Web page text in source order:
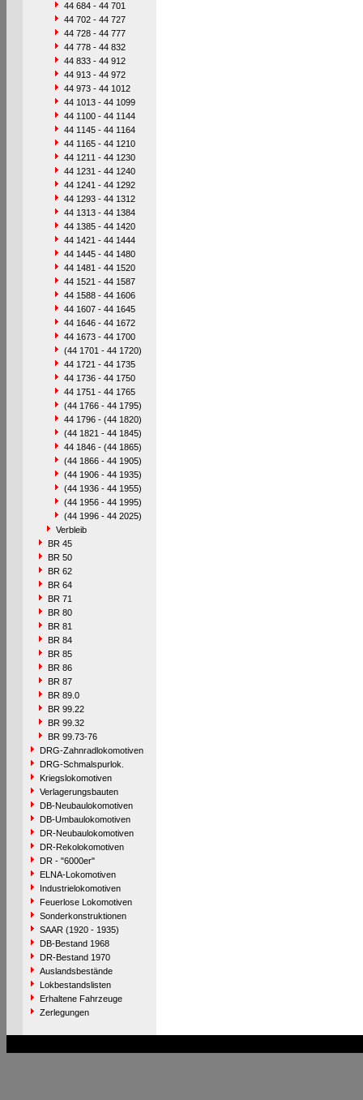
44 684 - 44 701
44 702 - 44 727
44 728 - 44 777
44 778 - 44 832
44 833 - 44 912
44 913 - 44 972
44 973 - 44 1012
44 1013 - 44 1099
44 1100 - 44 1144
44 1145 - 44 1164
44 1165 - 44 1210
44 1211 - 44 1230
44 1231 - 44 1240
44 1241 - 44 1292
44 1293 - 44 1312
44 1313 - 44 1384
44 1385 - 44 1420
44 1421 - 44 1444
44 1445 - 44 1480
44 1481 - 44 1520
44 1521 - 44 1587
44 1588 - 44 1606
44 1607 - 44 1645
44 1646 - 44 1672
44 1673 - 44 1700
(44 1701 - 44 1720)
44 1721 - 44 1735
44 1736 - 44 1750
44 1751 - 44 1765
(44 1766 - 44 1795)
44 1796 - (44 1820)
(44 1821 - 44 1845)
44 1846 - (44 1865)
(44 1866 - 44 1905)
(44 1906 - 44 1935)
(44 1936 - 44 1955)
(44 1956 - 44 1995)
(44 1996 - 44 2025)
Verbleib
BR 45
BR 50
BR 62
BR 64
BR 71
BR 80
BR 81
BR 84
BR 85
BR 86
BR 87
BR 89.0
BR 99.22
BR 99.32
BR 99.73-76
DRG-Zahnradlokomotiven
DRG-Schmalspurlok.
Kriegslokomotiven
Verlagerungsbauten
DB-Neubaulokomotiven
DB-Umbaulokomotiven
DR-Neubaulokomotiven
DR-Rekolokomotiven
DR - "6000er"
ELNA-Lokomotiven
Industrielokomotiven
Feuerlose Lokomotiven
Sonderkonstruktionen
SAAR (1920 - 1935)
DB-Bestand 1968
DR-Bestand 1970
Auslandsbestände
Lokbestandslisten
Erhaltene Fahrzeuge
Zerlegungen